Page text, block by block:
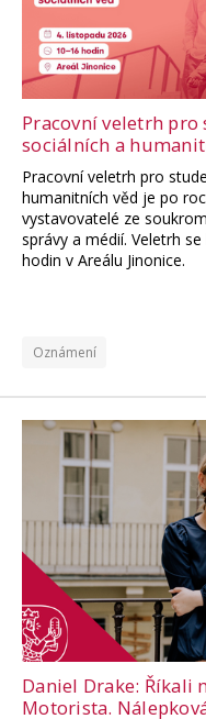
Čtěte více
Pracovní veletrh pro
sociálních a
Pracovní veletrh pro
humanitních věd je po
vystavovatelé ze
správy a médií. Veletrh
hodin v Areálu Jinonice.
Oznámení
Daniel Drake: Říkali
Motorista.